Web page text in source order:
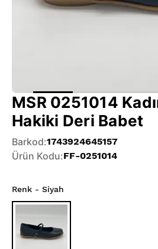
MSR 0251014
Hakiki Deri Babet
Barkod:1743924645157
Ürün Kodu:FF-0251014
Renk - Siyah